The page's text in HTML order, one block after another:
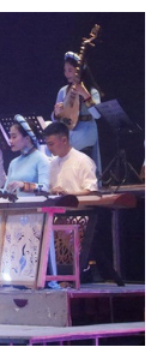
thống Việt
nhạc cụ dân